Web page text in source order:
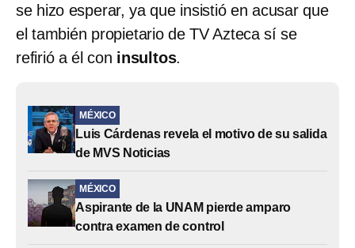
se hizo esperar, ya que insistió en acusar que
el también propietario de TV Azteca sí se
refirió a él con insultos.
MÉXICO
Luis Cárdenas revela el motivo de su salida
de MVS Noticias
MÉXICO
Aspirante de la UNAM pierde amparo
contra examen de control